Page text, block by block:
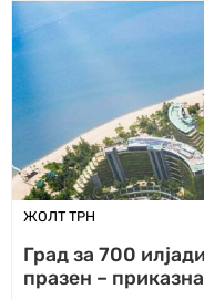
ЖОЛТ ТРН
Град за 700
празен –